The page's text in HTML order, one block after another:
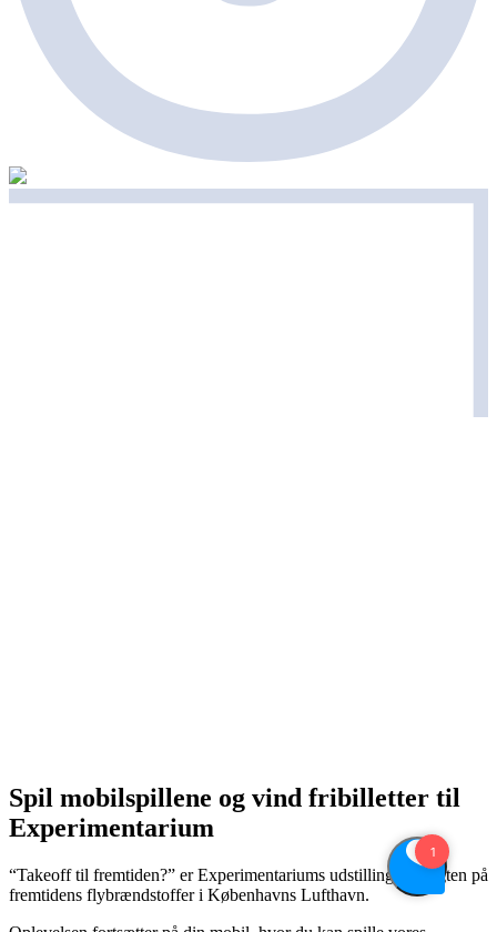
Spil mobilspillene og vind fribilletter til
Experimentarium
“Takeoff til fremtiden?” er Experimentariums udstilling om jagten på
fremtidens flybrændstoffer i Københavns Lufthavn.